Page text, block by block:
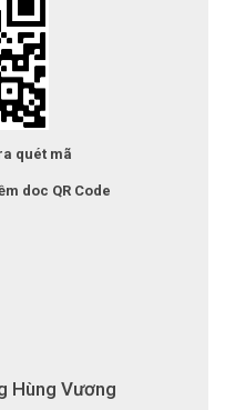
quét mã
doc QR Code
Hùng Vương